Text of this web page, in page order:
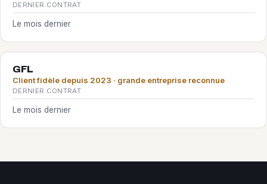
DERNIER CONTRAT
Le mois dernier
GFL
Client fidèle depuis 2023 · grande entreprise reconnue
DERNIER CONTRAT
Le mois dernier